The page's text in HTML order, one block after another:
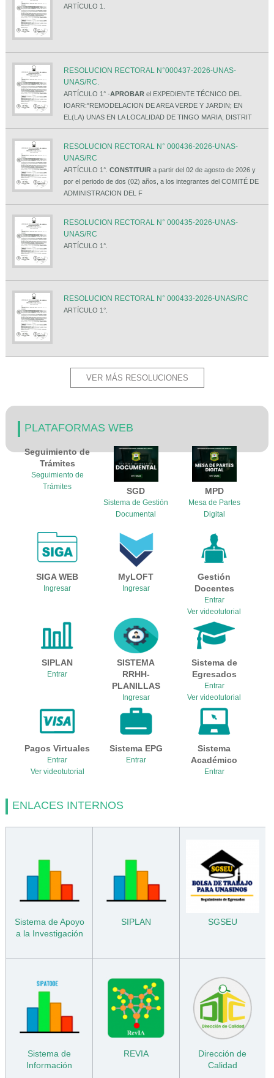
ARTÍCULO 1.
RESOLUCION RECTORAL N°000437-2026-UNAS-
UNAS/RC.
ARTÍCULO 1° -APROBAR el EXPEDIENTE TÉCNICO DEL
IOARR:"REMODELACION DE AREA VERDE Y JARDIN; EN
EL(LA) UNAS EN LA LOCALIDAD DE TINGO MARIA, DISTRIT
RESOLUCION RECTORAL N° 000436-2026-UNAS-
UNAS/RC
ARTÍCULO 1°. CONSTITUIRa partir del 02 de agosto de 2026 y
por el periodo de dos (02) años, a los integrantes del COMITÉ DE
ADMINISTRACION DEL F
RESOLUCION RECTORAL N° 000435-2026-UNAS-
UNAS/RC
ARTÍCULO 1°.
RESOLUCION RECTORAL N° 000433-2026-UNAS/RC
ARTÍCULO 1°.
VER MÁS RESOLUCIONES
PLATAFORMAS WEB
Seguimiento de
Trámites
Seguimiento de
Trámites
SGD
Sistema de Gestión
Documental
MPD
Mesa de Partes
Digital
SIGA WEB
Ingresar
MyLOFT
Ingresar
Gestión
Docentes
Entrar
Ver videotutorial
SIPLAN
Entrar
SISTEMA
RRHH-
PLANILLAS
Ingresar
Sistema de
Egresados
Entrar
Ver videotutorial
Pagos Virtuales
Entrar
Ver videotutorial
Sistema EPG
Entrar
Sistema
Académico
Entrar
ENLACES INTERNOS
Sistema de Apoyo
a la Investigación
SIPLAN SGSEU
Sistema de
Información
REVIA
Dirección de
Calidad